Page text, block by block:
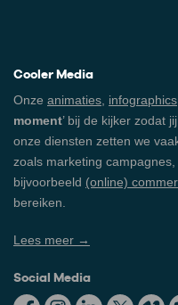
Cooler Media
Onze animaties infographics
moment’ bij de kijker zodat
onze diensten zetten we
zoals marketing
bijvoorbeeld (online)
bereiken.
Lees meer →
Social Media